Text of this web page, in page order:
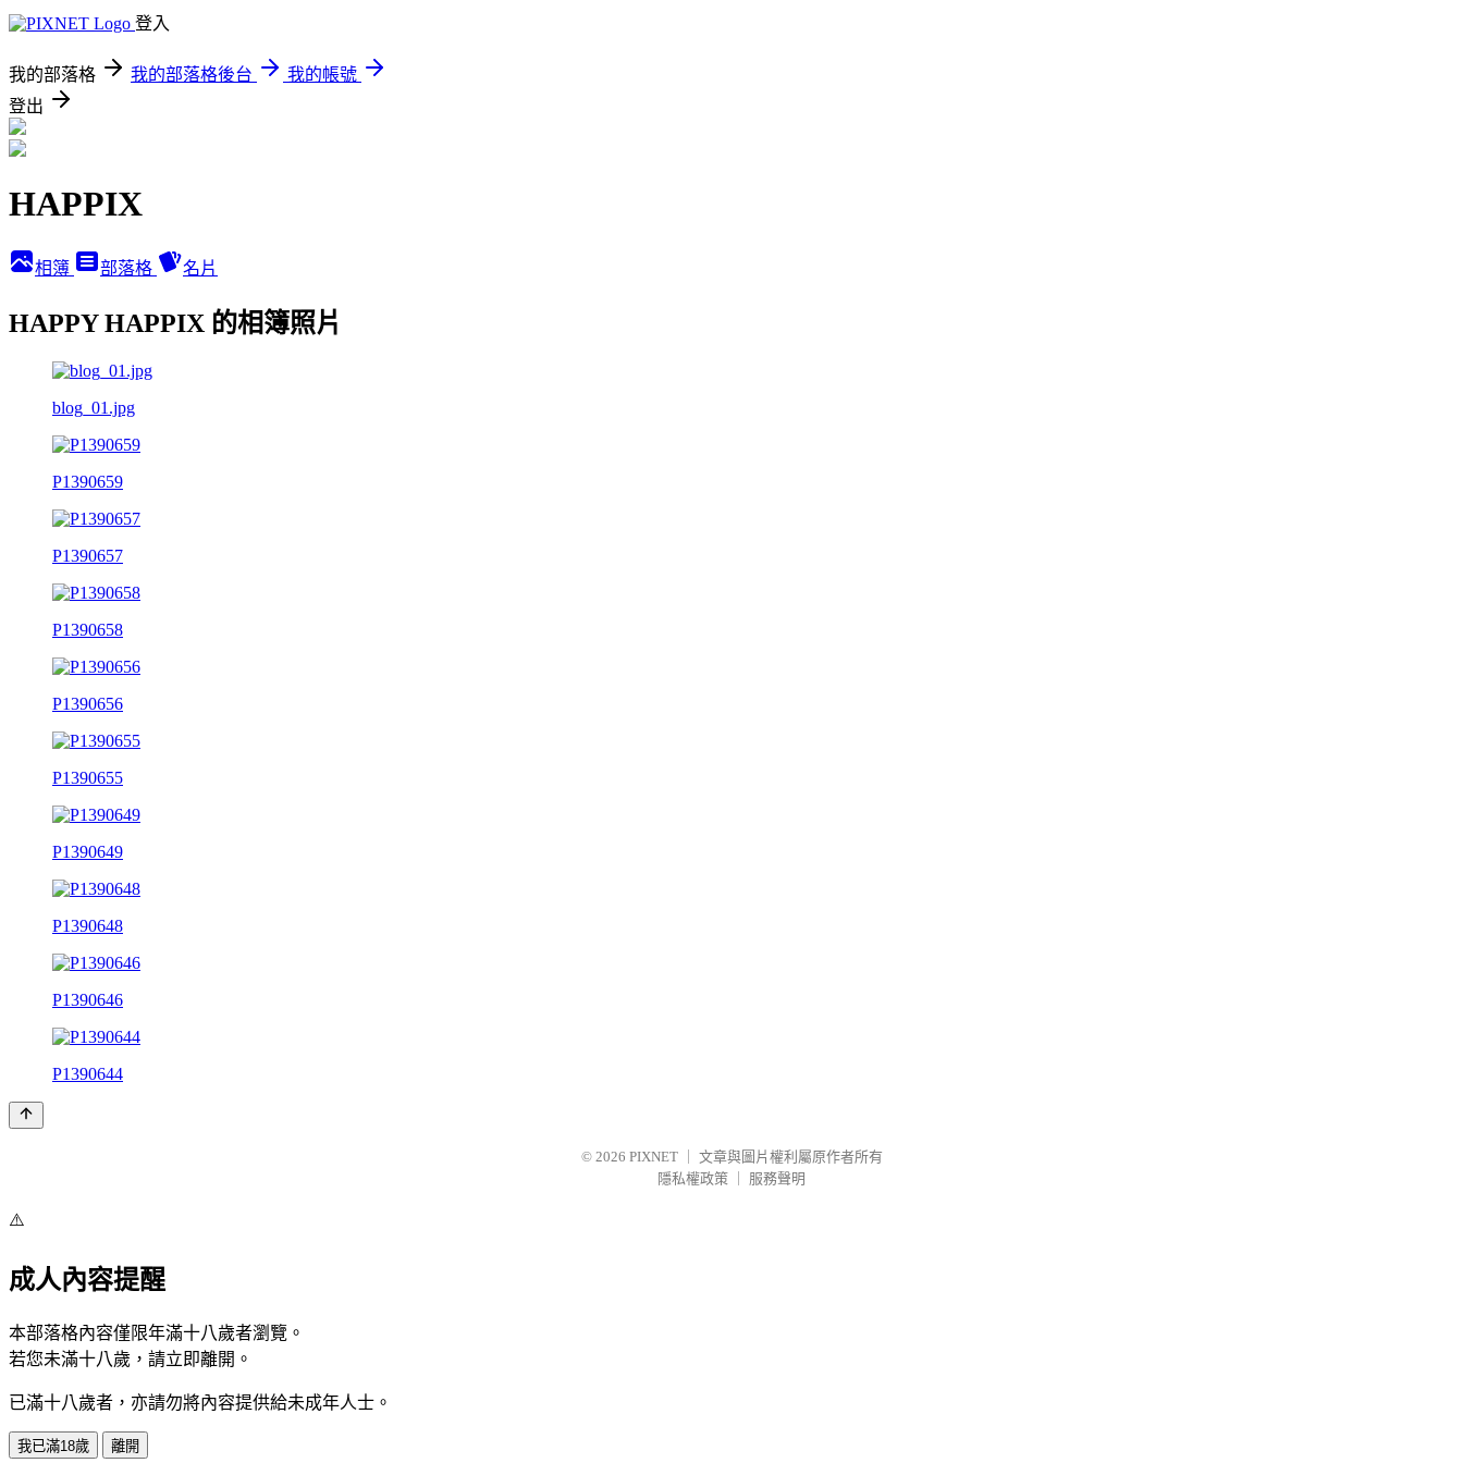
登入
我的部落格 我的部落格後台
我的帳號
登出
HAPPIX
相簿 部落格 名片
HAPPY HAPPIX 的相簿照片
blog_01.jpg
P1390659
P1390657
P1390658
P1390656
P1390655
P1390649
P1390648
P1390646
P1390644
© 2026 PIXNET
文章與圖片權利屬原作者所有
隱私權政策
服務聲明
⚠️
成人內容提醒
本部落格內容僅限年滿十八歲者瀏覽。
若您未滿十八歲，請立即離開。
已滿十八歲者，亦請勿將內容提供給未成年人士。
我已滿18歲 離開